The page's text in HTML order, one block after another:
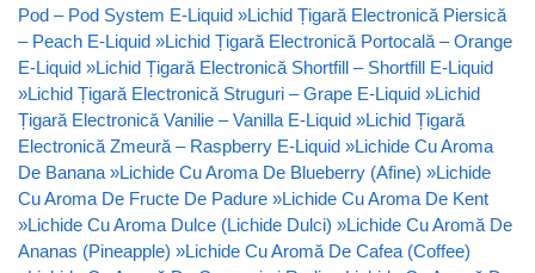
Pod – Pod System E-Liquid »Lichid Țigară Electronică Piersică
– Peach E-Liquid »Lichid Țigară Electronică Portocală – Orange
E-Liquid »Lichid Țigară Electronică Shortfill – Shortfill E-Liquid
»Lichid Țigară Electronică Struguri – Grape E-Liquid »Lichid
Țigară Electronică Vanilie – Vanilla E-Liquid »Lichid Țigară
Electronică Zmeură – Raspberry E-Liquid »Lichide Cu Aroma
De Banana »Lichide Cu Aroma De Blueberry (Afine) »Lichide
Cu Aroma De Fructe De Padure »Lichide Cu Aroma De Kent
»Lichide Cu Aroma Dulce (Lichide Dulci) »Lichide Cu Aromă De
Ananas (Pineapple) »Lichide Cu Aromă De Cafea (Coffee)